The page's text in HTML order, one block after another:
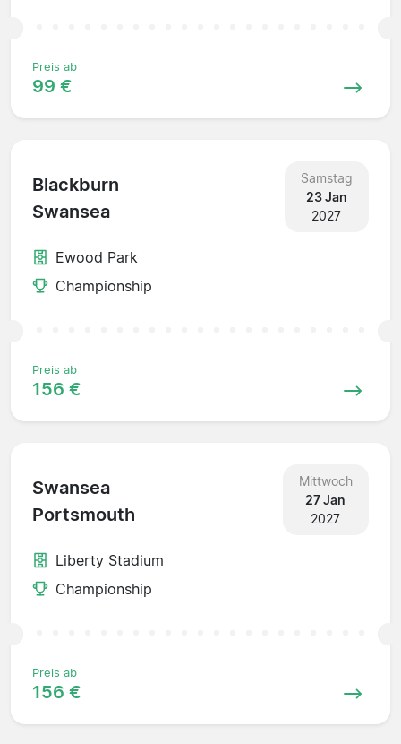
Preis ab
99 €
Blackburn
Swansea
Samstag
23 Jan
2027
Ewood Park
Championship
Preis ab
156 €
Swansea
Portsmouth
Mittwoch
27 Jan
2027
Liberty Stadium
Championship
Preis ab
156 €